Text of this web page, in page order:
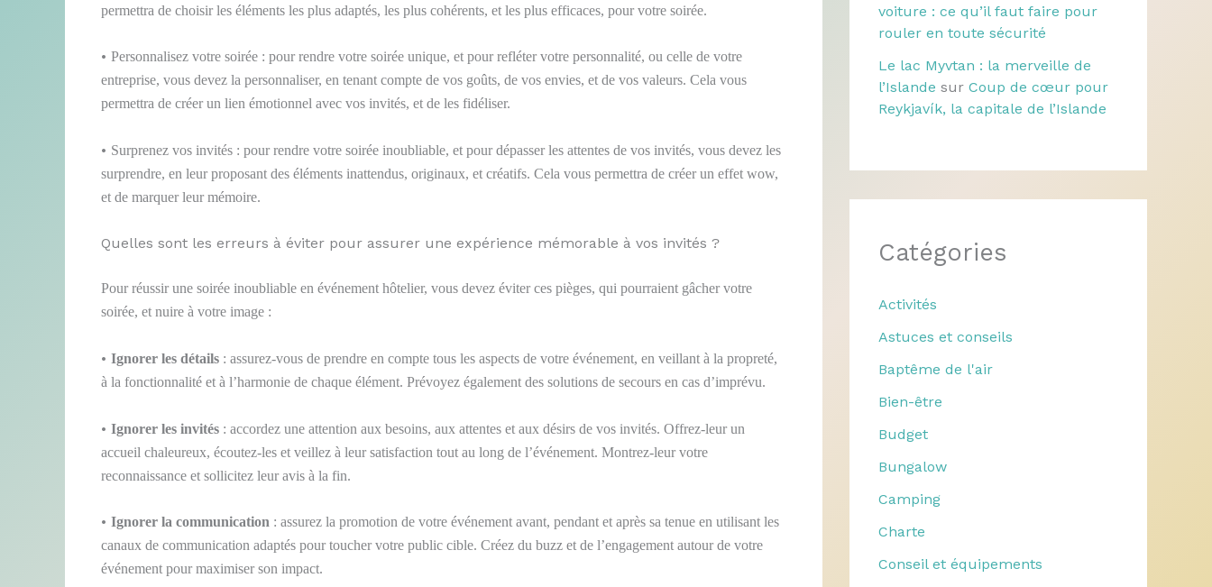
permettra de choisir les éléments les plus adaptés, les plus cohérents, et les plus efficaces, pour votre soirée.
• Personnalisez votre soirée : pour rendre votre soirée unique, et pour refléter votre personnalité, ou celle de votre
entreprise, vous devez la personnaliser, en tenant compte de vos goûts, de vos envies, et de vos valeurs. Cela vous
permettra de créer un lien émotionnel avec vos invités, et de les fidéliser.
• Surprenez vos invités : pour rendre votre soirée inoubliable, et pour dépasser les attentes de vos invités, vous devez les
surprendre, en leur proposant des éléments inattendus, originaux, et créatifs. Cela vous permettra de créer un effet wow,
et de marquer leur mémoire.
Quelles sont les erreurs à éviter pour assurer une expérience mémorable à vos invités ?
Pour réussir une soirée inoubliable en événement hôtelier, vous devez éviter ces pièges, qui pourraient gâcher votre
soirée, et nuire à votre image :
• Ignorer les détails : assurez-vous de prendre en compte tous les aspects de votre événement, en veillant à la propreté,
à la fonctionnalité et à l’harmonie de chaque élément. Prévoyez également des solutions de secours en cas d’imprévu.
• Ignorer les invités : accordez une attention aux besoins, aux attentes et aux désirs de vos invités. Offrez-leur un
accueil chaleureux, écoutez-les et veillez à leur satisfaction tout au long de l’événement. Montrez-leur votre
reconnaissance et sollicitez leur avis à la fin.
• Ignorer la communication : assurez la promotion de votre événement avant, pendant et après sa tenue en utilisant les
canaux de communication adaptés pour toucher votre public cible. Créez du buzz et de l’engagement autour de votre
événement pour maximiser son impact.
voiture : ce qu’il faut faire pour
rouler en toute sécurité
Le lac Myvtan : la merveille de
l’Islande sur Coup de cœur pour
Reykjavík, la capitale de l’Islande
Catégories
Activités
Astuces et conseils
Baptême de l'air
Bien-être
Budget
Bungalow
Camping
Charte
Conseil et équipements